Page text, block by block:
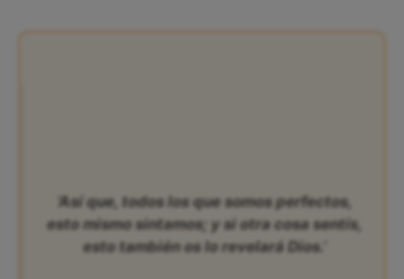
‘Así que, todos los que somos perfectos,
esto mismo sintamos; y si otra cosa sentís,
esto también os lo revelará Dios.’